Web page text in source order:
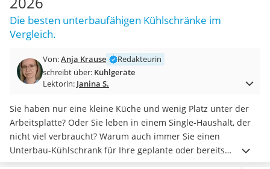
Wäschespinne
Industriestaubsauger
Spülmaschinentabs
Eierkocher
AEG-Waschmaschine
Saug-Wisch-Roboter
Handstaubsauger
Milchaufschäumer
Kondenstrockner
Reiskocher
Heißwasserspender
Die besten unterbaufähigen Kühlschränke im
Vergleich.
Von:Anja Krause
Redakteurin
schreibt über: Kühlgeräte
Lektorin: Janina S.
Sie haben nur eine kleine Küche und wenig Platz unter der
Arbeitsplatte? Oder Sie leben in einem Single-Haushalt, der
nicht viel verbraucht? Warum auch immer Sie einen
Unterbau-Kühlschrank für Ihre geplante oder bereits
montierte Küche brauchen, hier finden Sie den richtigen.Die